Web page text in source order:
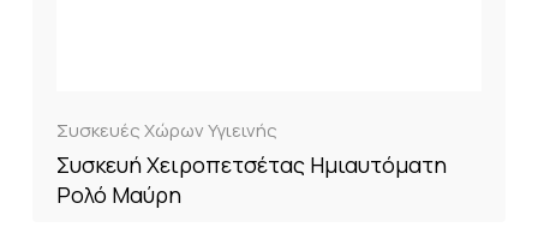
Συσκευές Χώρων Υγιεινής
Συσκευή Χειροπετσέτας Ημιαυτόματη
Ρολό Μαύρη